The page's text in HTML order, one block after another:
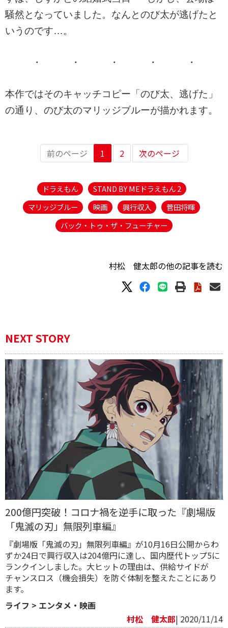
騒然となっていました。なんとのび太が逃げたと
いうのです…。
・ ・ ・ ・ ・
本作ではそのキャッチコピー「のび太、逃げた」
の通り、のび太のマリッジブルーが描かれます。
前のページ 1 2 次のページ
ドラえもん
STAND BY MEドラえもん 2
マリッジブルー
映画 興行収入
菅田将暉
バック・トゥ・ザ・フューチャー
村松 健太郎の他の記事を読む
NEXT STORY
200億円突破！コロナ禍を逆手に取った『劇場版
「鬼滅の刃」無限列車編』
『劇場版「鬼滅の刃」無限列車編』が10月16日公開からわ
ずか24日で興行収入は204億円に達し、国内歴代トップ5に
ランクインしました。大ヒットの理由は、供給サイドが
チャンスロス（機会損失）を防ぐ体制を整えたことにあり
ます。
ライフ > エンタメ・映画
村松 健太郎| 2020/11/14